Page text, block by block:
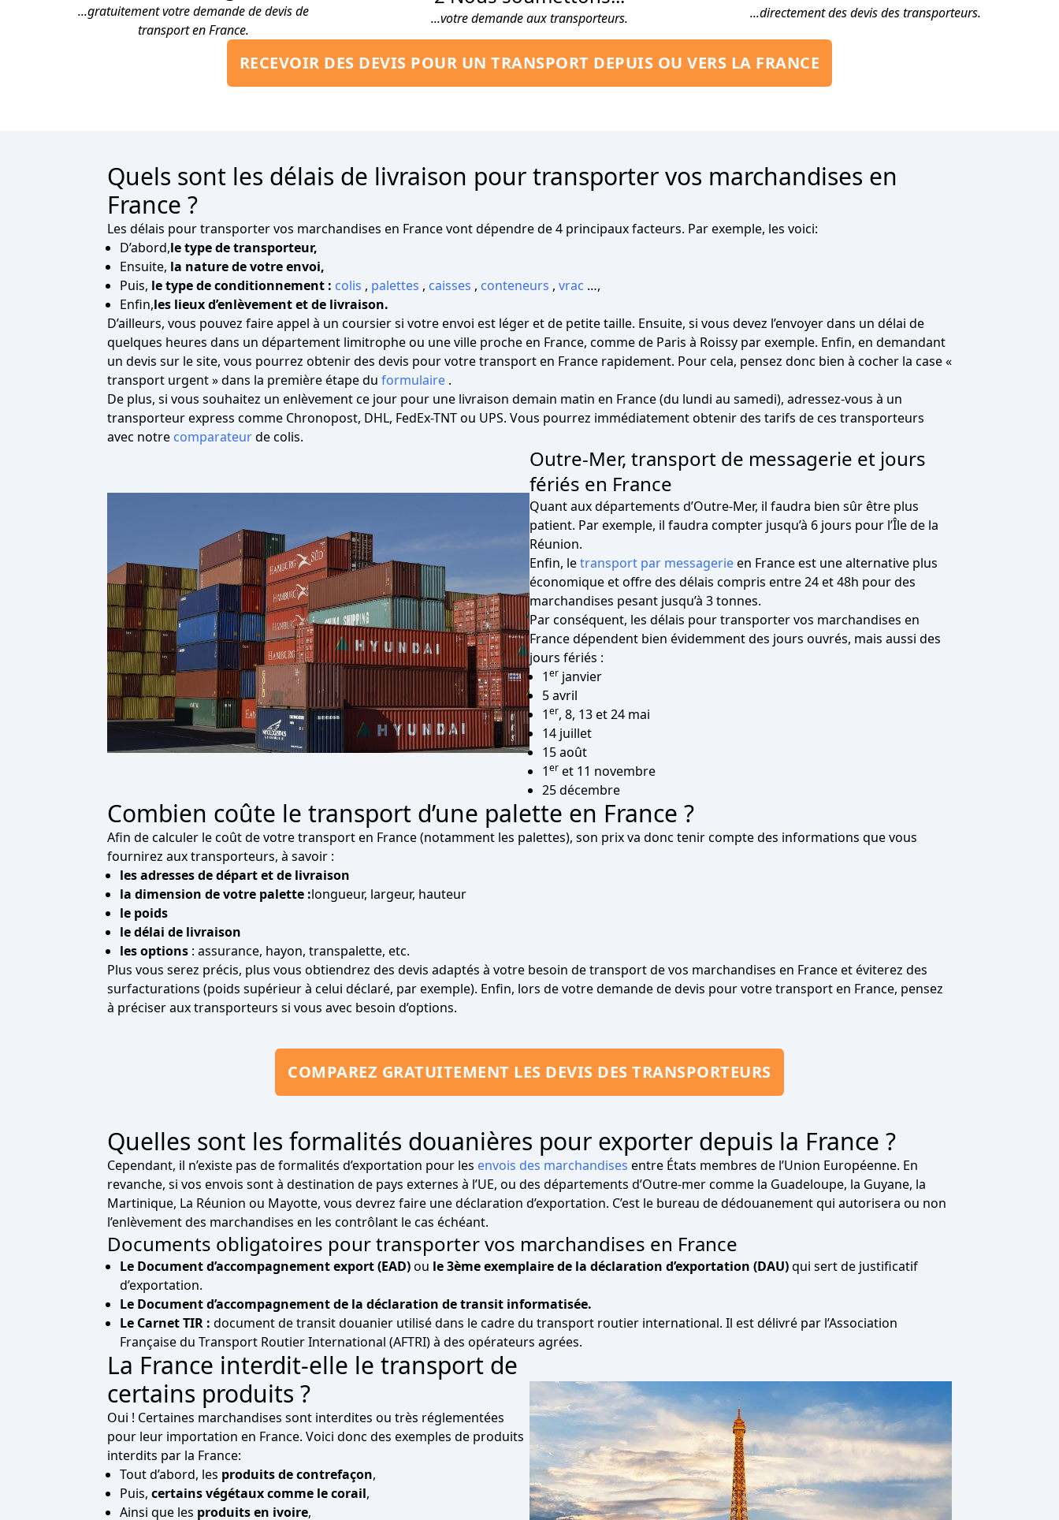
...gratuitement votre demande de devis de
transport en France.
...votre demande aux transporteurs. ...directement des devis des transporteurs.
RECEVOIR DES DEVIS POUR UN TRANSPORT DEPUIS OU VERS LA FRANCE
Quels sont les délais de livraison pour transporter vos marchandises en
France ?
Les délais pour transporter vos marchandises en France vont dépendre de 4 principaux facteurs. Par exemple, les voici:
D’abord,le type de transporteur,
Ensuite, la nature de votre envoi,
Puis, le type de conditionnement : colis , palettes , caisses , conteneurs , vrac …,
Enfin,les lieux d’enlèvement et de livraison.
D’ailleurs, vous pouvez faire appel à un coursier si votre envoi est léger et de petite taille. Ensuite, si vous devez l’envoyer dans un délai de
quelques heures dans un département limitrophe ou une ville proche en France, comme de Paris à Roissy par exemple. Enfin, en demandant
un devis sur le site, vous pourrez obtenir des devis pour votre transport en France rapidement. Pour cela, pensez donc bien à cocher la case «
transport urgent » dans la première étape du formulaire .
De plus, si vous souhaitez un enlèvement ce jour pour une livraison demain matin en France (du lundi au samedi), adressez-vous à un
transporteur express comme Chronopost, DHL, FedEx-TNT ou UPS. Vous pourrez immédiatement obtenir des tarifs de ces transporteurs
avec notre comparateurde colis.
Outre-Mer, transport de messagerie et jours
fériés en France
Quant aux départements d’Outre-Mer, il faudra bien sûr être plus
patient. Par exemple, il faudra compter jusqu’à 6 jours pour l’Île de la
Réunion.
Enfin, letransport par messagerieen France est une alternative plus
économique et offre des délais compris entre 24 et 48h pour des
marchandises pesant jusqu’à 3 tonnes.
Par conséquent, les délais pour transporter vos marchandises en
France dépendent bien évidemment des jours ouvrés, mais aussi des
jours fériés :
1er janvier
5 avril
1er, 8, 13 et 24 mai
14 juillet
15 août
1er et 11 novembre
25 décembre
Combien coûte le transport d’une palette en France ?
Afin de calculer le coût de votre transport en France (notamment les palettes), son prix va donc tenir compte des informations que vous
fournirez aux transporteurs, à savoir :
les adresses de départ et de livraison
la dimension de votre palette :longueur, largeur, hauteur
le poids
le délai de livraison
les options : assurance, hayon, transpalette, etc.
Plus vous serez précis, plus vous obtiendrez des devis adaptés à votre besoin de transport de vos marchandises en France et éviterez des
surfacturations (poids supérieur à celui déclaré, par exemple). Enfin, lors de votre demande de devis pour votre transport en France, pensez
à préciser aux transporteurs si vous avec besoin d’options.
COMPAREZ GRATUITEMENT LES DEVIS DES TRANSPORTEURS
Quelles sont les formalités douanières pour exporter depuis la France ?
Cependant, il n’existe pas de formalités d’exportation pour les envois des marchandises entre États membres de l’Union Européenne. En
revanche, si vos envois sont à destination de pays externes à l’UE, ou des départements d’Outre-mer comme la Guadeloupe, la Guyane, la
Martinique, La Réunion ou Mayotte, vous devrez faire une déclaration d’exportation. C’est le bureau de dédouanement qui autorisera ou non
l’enlèvement des marchandises en les contrôlant le cas échéant.
Documents obligatoires pour transporter vos marchandises en France
Le Document d’accompagnement export (EAD)ou le 3ème exemplaire de la déclaration d’exportation (DAU)qui sert de justificatif
d’exportation.
Le Document d’accompagnement de la déclaration de transit informatisée.
Le Carnet TIR : document de transit douanier utilisé dans le cadre du transport routier international. Il est délivré par l’Association
Française du Transport Routier International (AFTRI) à des opérateurs agrées.
La France interdit-elle le transport de
certains produits ?
Oui ! Certaines marchandises sont interdites ou très réglementées
pour leur importation en France. Voici donc des exemples de produits
interdits par la France:
Tout d’abord, les produits de contrefaçon,
Puis, certains végétaux comme le corail,
Ainsi que les produits en ivoire,